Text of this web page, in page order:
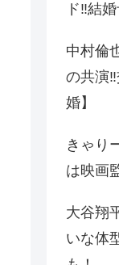
ド‼︎結
中村倫
の共演
婚】
きゃり
は映画
大谷翔
いな体